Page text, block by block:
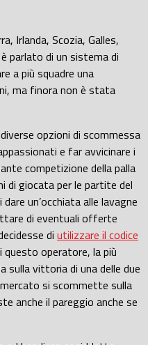
Irlanda, Scozia, Galles,
parlato di un sistema di
a più squadre una
ma finora non è stata
opzioni di scommessa
e far avvicinare i
competizione della palla
di giocata per le partite del
un’occhiata alle lavagne
di eventuali offerte
di utilizzare il codice
operatore, la più
sulla vittoria di una delle due
si scommette sulla
anche il pareggio anche se